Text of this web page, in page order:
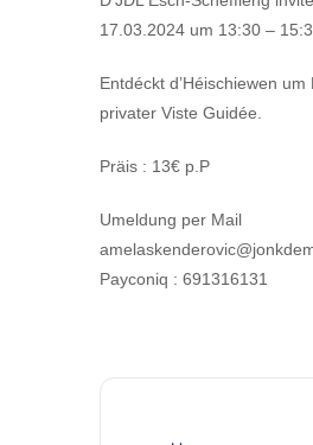
17.03.2024 um 13:30 –
Entdéckt d’Héischiewen
privater Viste Guidée.
Präis : 13€ p.P
Umeldung per Mail
Payconiq : 691316131